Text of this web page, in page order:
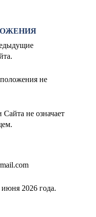
не
не означает
июня 2026 года.